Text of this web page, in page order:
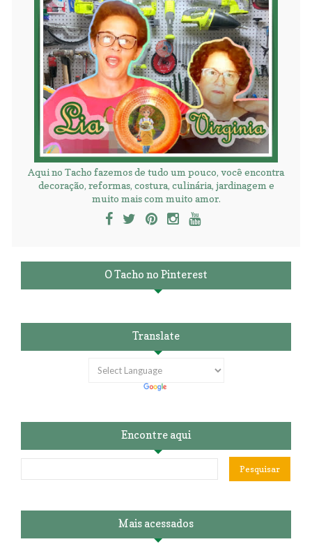
Aqui no Tacho fazemos de tudo um pouco, você encontra
decoração, reformas, costura, culinária, jardinagem e
muito mais com muito amor.
O Tacho no Pinterest
Translate
Encontre aqui
Mais acessados